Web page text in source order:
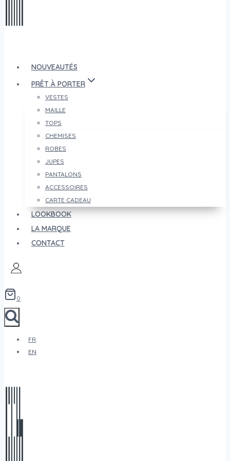
NOUVEAUTÉS
PRÊT À PORTER
VESTES
MAILLE
TOPS
CHEMISES
ROBES
JUPES
PANTALONS
ACCESSOIRES
CARTE CADEAU
LOOKBOOK
LA MARQUE
CONTACT
0
FR
EN